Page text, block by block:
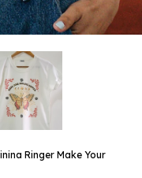
Ringer Make Your